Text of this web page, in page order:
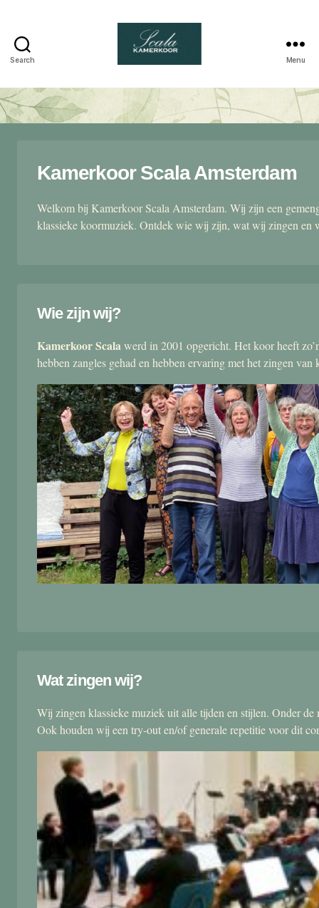
Search
kamerkoor
Menu
Kamerkoor Scala Amsterdam
Welkom bij Kamerkoor Scala Amsterdam. Wij zijn een
klassieke koormuziek. Ontdek wie wij zijn, wat wij zingen en
Wie zijn wij?
Kamerkoor Scalawerd in 2001 opgericht. Het koor heeft
hebben zangles gehad en hebben ervaring met het zingen van
Wat zingen wij?
Wij zingen klassieke muziek uit alle tijden en stijlen. Onder
Ook houden wij een try-out en/of generale repetitie voor dit